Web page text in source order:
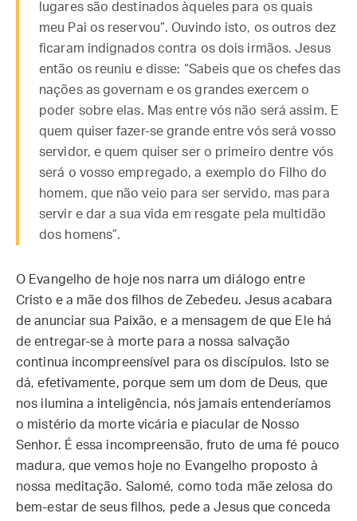
lugares são destinados àqueles para os quais
meu Pai os reservou”. Ouvindo isto, os outros dez
ficaram indignados contra os dois irmãos. Jesus
então os reuniu e disse: “Sabeis que os chefes das
nações as governam e os grandes exercem o
poder sobre elas. Mas entre vós não será assim. E
quem quiser fazer-se grande entre vós será vosso
servidor, e quem quiser ser o primeiro dentre vós
será o vosso empregado, a exemplo do Filho do
homem, que não veio para ser servido, mas para
servir e dar a sua vida em resgate pela multidão
dos homens”.
O Evangelho de hoje nos narra um diálogo entre
Cristo e a mãe dos filhos de Zebedeu. Jesus acabara
de anunciar sua Paixão, e a mensagem de que Ele há
de entregar-se à morte para a nossa salvação
continua incompreensível para os discípulos. Isto se
dá, efetivamente, porque sem um dom de Deus, que
nos ilumina a inteligência, nós jamais entenderíamos
o mistério da morte vicária e piacular de Nosso
Senhor. É essa incompreensão, fruto de uma fé pouco
madura, que vemos hoje no Evangelho proposto à
nossa meditação. Salomé, como toda mãe zelosa do
bem-estar de seus filhos, pede a Jesus que conceda